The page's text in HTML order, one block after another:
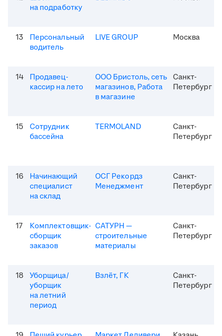
на подработку
13
Персональный
водитель
LIVE GROUP Москва
14
Продавец-
кассир на лето
ООО Бристоль, сеть
магазинов, Работа
в магазине
Санкт-
Петербург
15
Сотрудник
бассейна
TERMOLAND
Санкт-
Петербург
16
Начинающий
специалист
на склад
ОСГ Рекордз
Менеджмент
Санкт-
Петербург
17
Комплектовщик-
сборщик
заказов
САТУРН —
строительные
материалы
Санкт-
Петербург
18
Уборщица/
уборщик
на летний
период
Взлёт, ГК
Санкт-
Петербург